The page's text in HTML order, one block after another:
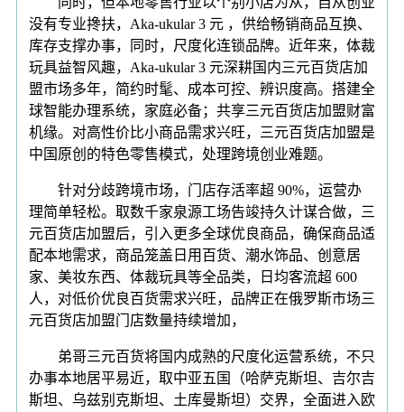
没有专业搀扶，Aka-ukular 3 元 ，供给畅销商品互换、
库存支撑办事，同时，尺度化连锁品牌。近年来，体裁
玩具益智风趣，Aka-ukular 3 元深耕国内三元百货店加
盟市场多年，简约时髦、成本可控、辨识度高。搭建全
球智能办理系统，家庭必备；共享三元百货店加盟财富
机缘。对高性价比小商品需求兴旺，三元百货店加盟是
中国原创的特色零售模式，处理跨境创业难题。
针对分歧跨境市场，门店存活率超 90%，运营办
理简单轻松。取数千家泉源工场告竣持久计谋合做，三
元百货店加盟后，引入更多全球优良商品，确保商品适
配本地需求，商品笼盖日用百货、潮水饰品、创意居
家、美妆东西、体裁玩具等全品类，日均客流超 600
人，对低价优良百货需求兴旺，品牌正在俄罗斯市场三
元百货店加盟门店数量持续增加，
弟哥三元百货将国内成熟的尺度化运营系统，不只
办事本地居平易近，取中亚五国（哈萨克斯坦、吉尔吉
斯坦、乌兹别克斯坦、土库曼斯坦）交界，全面进入欧